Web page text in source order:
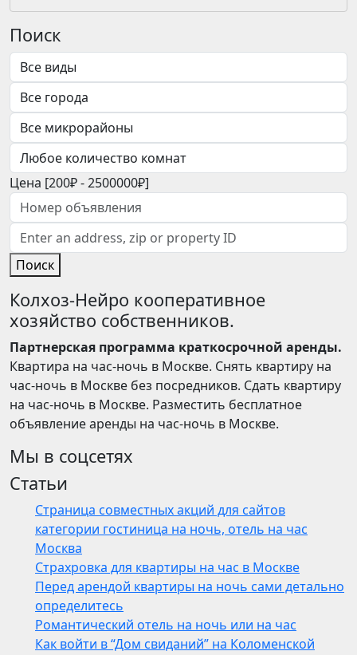
Поиск
Цена [200₽-2500000₽]
Поиск
Колхоз-Нейро кооперативное
хозяйство собственников.
Партнерская программа краткосрочной аренды.
Квартира на час-ночь в Москве. Снять квартиру на
час-ночь в Москве без посредников. Сдать квартиру
на час-ночь в Москве. Разместить бесплатное
объявление аренды на час-ночь в Москве.
Мы в соцсетях
Статьи
Страница совместных акций для сайтов
категории гостиница на ночь, отель на час
Москва
Страхровка для квартиры на час в Москве
Перед арендой квартиры на ночь сами детально
определитесь
Романтический отель на ночь или на час
Как войти в “Дом свиданий” на Коломенской